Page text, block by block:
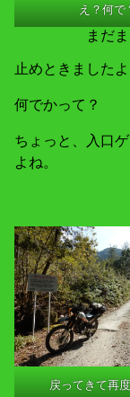
え？何で
まだ
止めときましたよ
何でかって？
ちょっと、入口
よね。
戻ってきて再度